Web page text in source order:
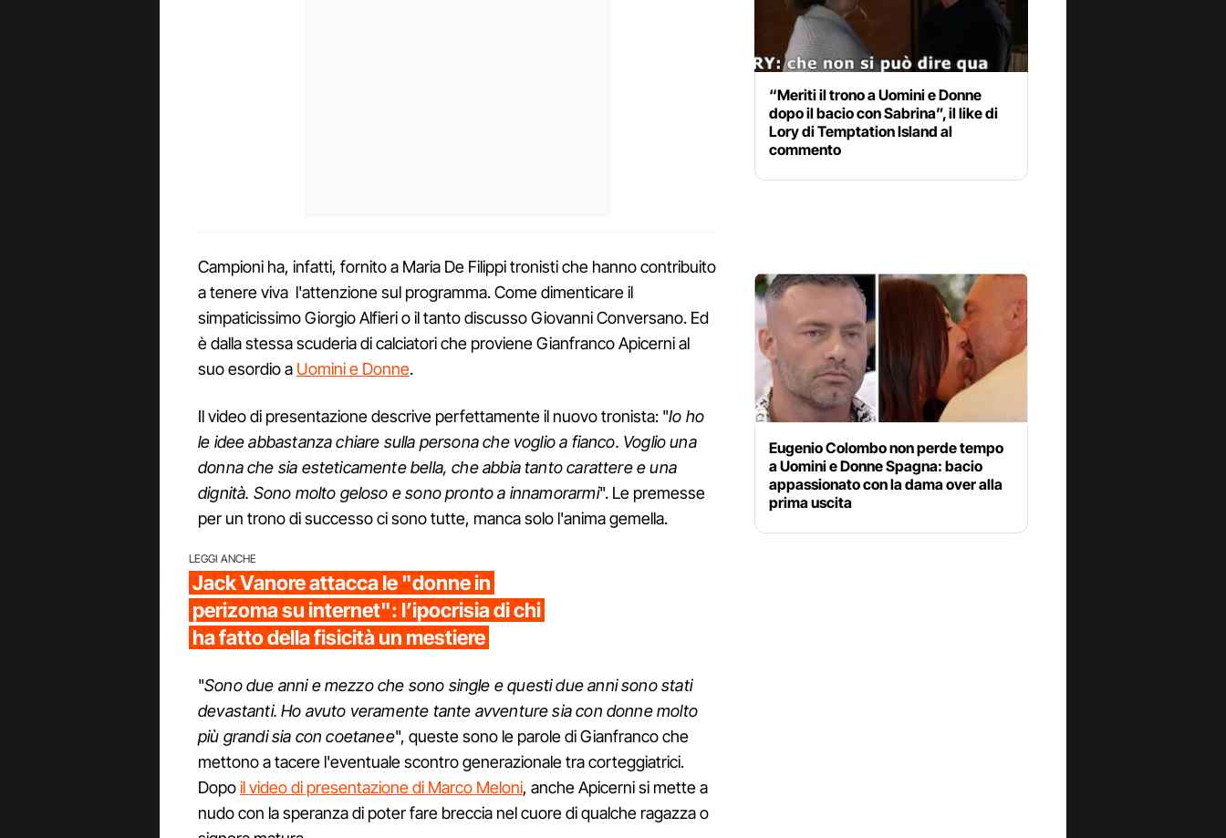
Campioni ha, infatti, fornito a Maria De Filippi tronisti che hanno contribuito
a tenere viva l'attenzione sul programma. Come dimenticare il
simpaticissimo Giorgio Alfieri o il tanto discusso Giovanni Conversano. Ed
è dalla stessa scuderia di calciatori che proviene Gianfranco Apicerni al
suo esordio a Uomini e Donne.
Il video di presentazione descrive perfettamente il nuovo tronista: "Io ho
le idee abbastanza chiare sulla persona che voglio a fianco. Voglio una
donna che sia esteticamente bella, che abbia tanto carattere e una
dignità. Sono molto geloso e sono pronto a innamorarmi". Le premesse
per un trono di successo ci sono tutte, manca solo l'anima gemella.
LEGGI ANCHE
Jack Vanore attacca le "donne in
perizoma su internet": l’ipocrisia di chi
ha fatto della fisicità un mestiere
"Sono due anni e mezzo che sono single e questi due anni sono stati
devastanti. Ho avuto veramente tante avventure sia con donne molto
più grandi sia con coetanee", queste sono le parole di Gianfranco che
mettono a tacere l'eventuale scontro generazionale tra corteggiatrici.
Dopoil video di presentazione di Marco Meloni, anche Apicerni si mette a
nudo con la speranza di poter fare breccia nel cuore di qualche ragazza o
“Meriti il trono a Uomini e Donne
dopo il bacio con Sabrina”, il like di
Lory di Temptation Island al
commento
Eugenio Colombo non perde tempo
a Uomini e Donne Spagna: bacio
appassionato con la dama over alla
prima uscita